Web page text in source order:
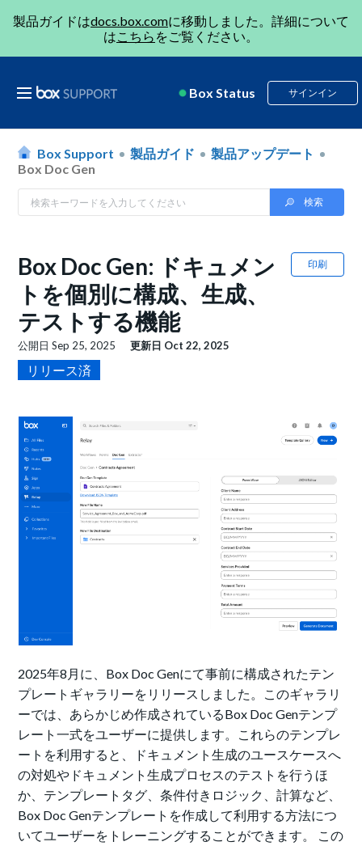
製品ガイドはdocs.box.comに移動しました。詳細について
はこちら をご覧ください。
Box Status サインイン
Box Support 製品ガイド
製品アップデート
Box Doc Gen
印刷
Box Doc Gen: ドキュメン
トを個別に構成、生成、
テストする機能
公開日Sep 25, 2025 更新日 Oct 22, 2025
リリース済
2025年8月に、Box Doc Genにて事前に構成されたテン
プレートギャラリーをリリースしました。このギャラリ
ーでは、あらかじめ作成されているBox Doc Genテンプ
レート一式をユーザーに提供します。これらのテンプレ
ートを利用すると、ドキュメント生成のユースケースへ
の対処やドキュメント生成プロセスのテストを行うほ
か、テンプレートタグ、条件付きロジック、計算など、
Box Doc Genテンプレートを作成して利用する方法につ
いてユーザーをトレーニングすることができます。 この